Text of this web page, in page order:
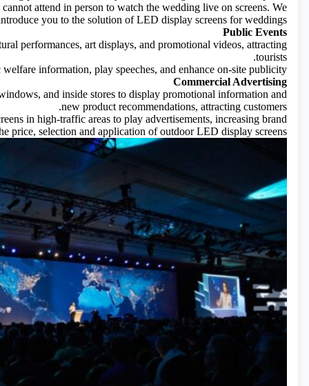
attend in person to watch the wedding live on screens. We
you to the solution of LED display screens for weddings.
Public Events
performances, art displays, and promotional videos, attracting
tourists.
information, play speeches, and enhance on-site publicity.
Commercial Advertising
and inside stores to display promotional information and
new product recommendations, attracting customers.
in high-traffic areas to play advertisements, increasing brand
price, selection and application of outdoor LED display screens.